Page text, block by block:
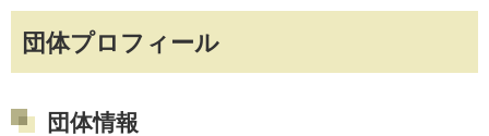
団体プロフィール
団体情報